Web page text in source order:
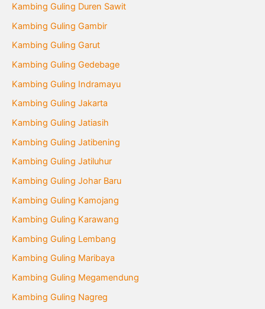
Kambing Guling Duren Sawit
Kambing Guling Gambir
Kambing Guling Garut
Kambing Guling Gedebage
Kambing Guling Indramayu
Kambing Guling Jakarta
Kambing Guling Jatiasih
Kambing Guling Jatibening
Kambing Guling Jatiluhur
Kambing Guling Johar Baru
Kambing Guling Kamojang
Kambing Guling Karawang
Kambing Guling Lembang
Kambing Guling Maribaya
Kambing Guling Megamendung
Kambing Guling Nagreg